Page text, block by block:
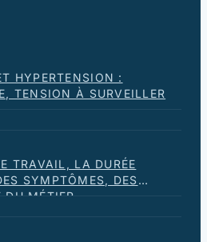
HYPERTENSION :
TENSION À SURVEILLER
TRAVAIL, LA DURÉE
SYMPTÔMES, DES
DU MÉTIER